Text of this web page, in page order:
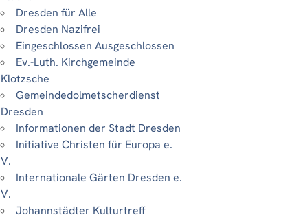
Dresden für Alle
Dresden Nazifrei
Eingeschlossen Ausgeschlossen
Ev.-Luth. Kirchgemeinde
Klotzsche
Gemeindedolmetscherdienst
Dresden
Informationen der Stadt Dresden
Initiative Christen für Europa e.
V.
Internationale Gärten Dresden e.
V.
Johannstädter Kulturtreff